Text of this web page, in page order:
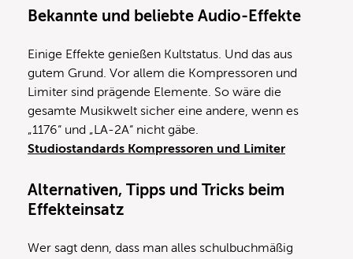
Bekannte und beliebte Audio-Effekte
Einige Effekte genießen Kultstatus. Und das aus
gutem Grund. Vor allem die Kompressoren und
Limiter sind prägende Elemente. So wäre die
gesamte Musikwelt sicher eine andere, wenn es
„1176“ und „LA-2A“ nicht gäbe.
Studiostandards Kompressoren und Limiter
Alternativen, Tipps und Tricks beim
Effekteinsatz
Wer sagt denn, dass man alles schulbuchmäßig